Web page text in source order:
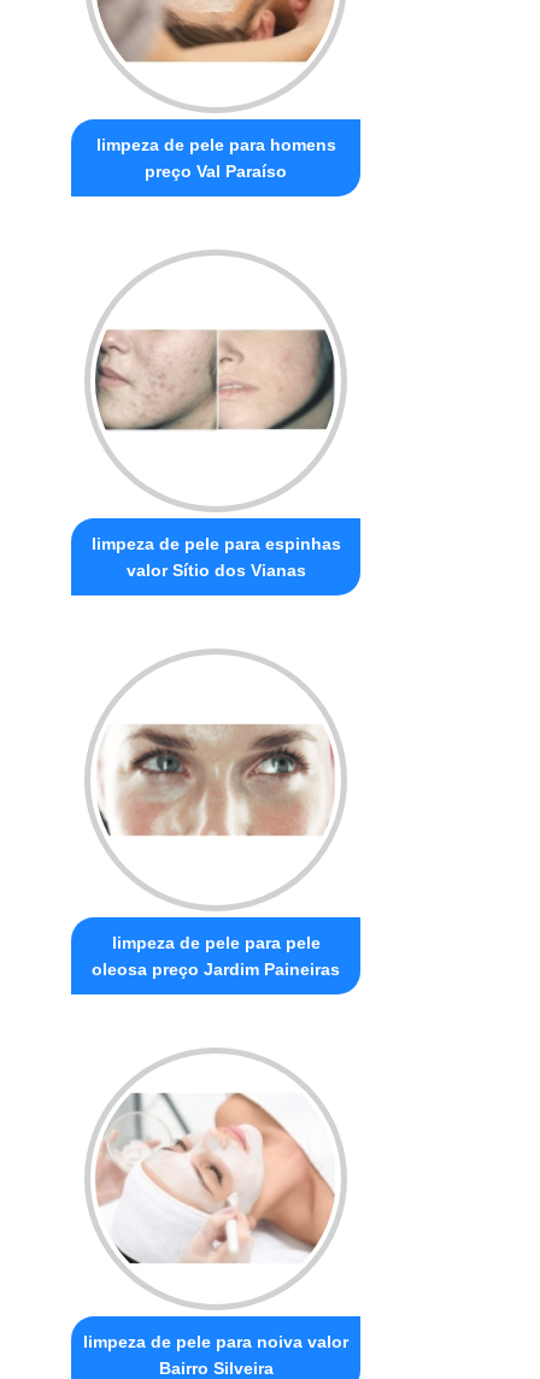
limpeza de pele para homens
preço Val Paraíso
limpeza de pele para espinhas
valor Sítio dos Vianas
limpeza de pele para pele
oleosa preço Jardim Paineiras
limpeza de pele para noiva valor
Bairro Silveira